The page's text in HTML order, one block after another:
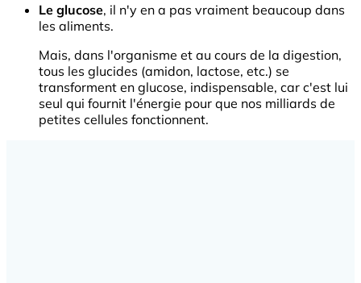
Le glucose, il n'y en a pas vraiment beaucoup dans
les aliments.
Mais, dans l'organisme et au cours de la digestion,
tous les glucides (amidon, lactose, etc.) se
transforment en glucose, indispensable, car c'est lui
seul qui fournit l'énergie pour que nos milliards de
petites cellules fonctionnent.